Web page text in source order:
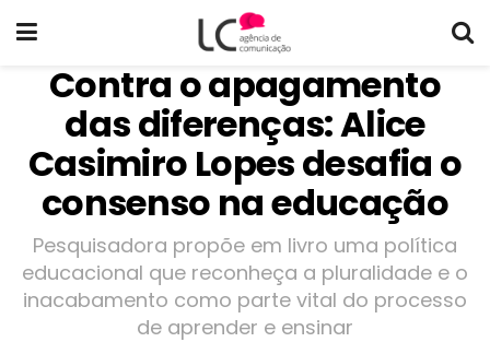
Contra o apagamento
das diferenças: Alice
Casimiro Lopes desafia o
consenso na educação
Pesquisadora propõe em livro uma política
educacional que reconheça a pluralidade e o
inacabamento como parte vital do processo
de aprender e ensinar